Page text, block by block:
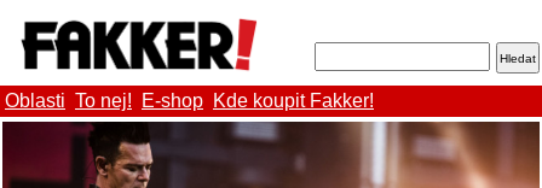
Oblasti To nej! E-shop Kde koupit Fakker!